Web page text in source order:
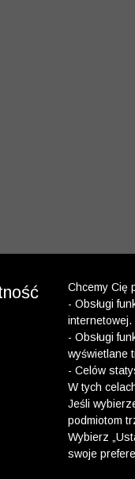
Chcemy Cię
- Obsługi
internetowej.
- Obsługi
wyświetlane
- Celów
W tych
Jeśli
podmiotom
Wybierz
swoje